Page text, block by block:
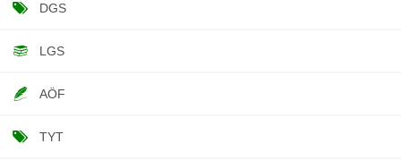
DGS
LGS
AÖF
TYT